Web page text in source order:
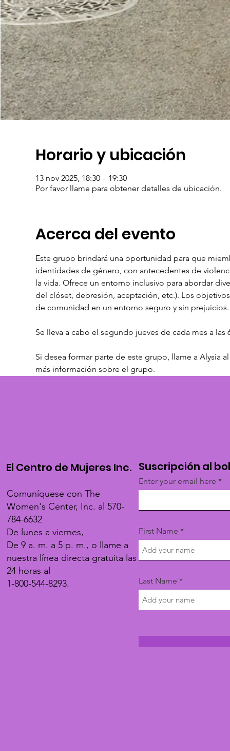
Horario y ubicación
13 nov 2025, 18:30 – 19:30
Por favor llame para obtener detalles de ubicación.
Acerca del evento
Este grupo brindará una oportunidad para que
identidades de género, con antecedentes de
la vida. Ofrece un entorno inclusivo para abordar
del clóset, depresión, aceptación, etc.). Los
de comunidad en un entorno seguro y sin prejuicios.
Se lleva a cabo el segundo jueves de cada mes a las
Si desea formar parte de este grupo, llame a Alysia
más información sobre el grupo.
El Centro de Mujeres Inc.
Comuníquese con The
Women's Center, Inc. al 570-
784-6632
De lunes a viernes,
De 9 a. m. a 5 p. m., o llame a
nuestra línea directa gratuita las
24 horas al
1-800-544-8293.
Suscripción al
Enter your email here
First Name
Last Name